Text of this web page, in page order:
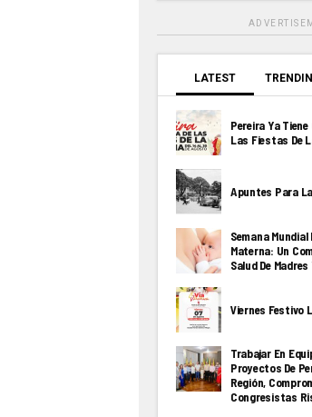
LATEST
Pereira Ya
Las Fiestas De
Apuntes Para
Semana
Materna: Un
Salud De Madres
Viernes Festivo
Trabajar En
Proyectos De
Región,
Congresistas